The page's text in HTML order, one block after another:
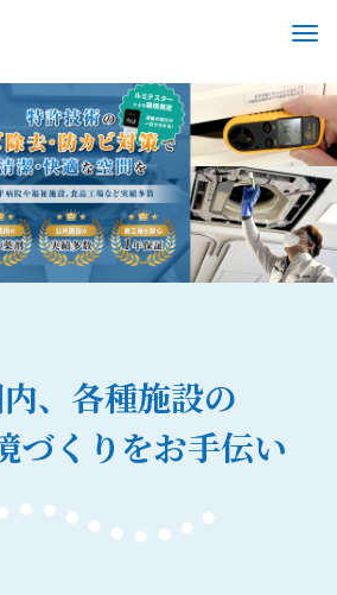
M
n
u
、各種施設の
づくりをお手伝い